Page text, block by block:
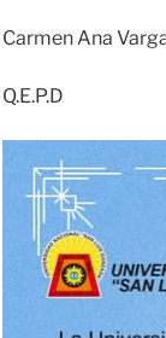
Carmen Ana
Q.E.P.D